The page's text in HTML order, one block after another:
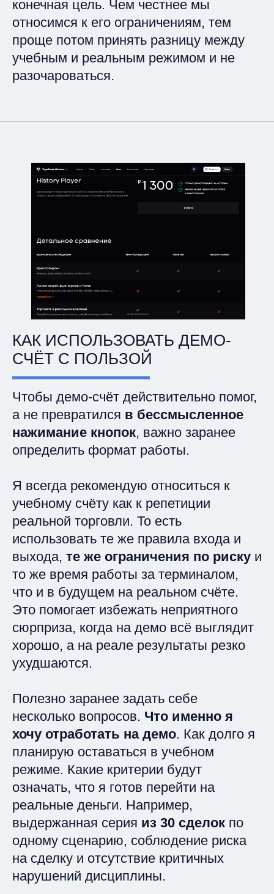
конечная цель. Чем честнее мы
относимся к его ограничениям, тем
проще потом принять разницу между
учебным и реальным режимом и не
разочароваться.
КАК ИСПОЛЬЗОВАТЬ ДЕМО-
СЧЁТ С ПОЛЬЗОЙ
Чтобы демо-счёт действительно помог,
а не превратился в бессмысленное
нажимание кнопок, важно заранее
определить формат работы.
Я всегда рекомендую относиться к
учебному счёту как к репетиции
реальной торговли. То есть
использовать те же правила входа и
выхода, те же ограничения по риску и
то же время работы за терминалом,
что и в будущем на реальном счёте.
Это помогает избежать неприятного
сюрприза, когда на демо всё выглядит
хорошо, а на реале результаты резко
ухудшаются.
Полезно заранее задать себе
несколько вопросов. Что именно я
хочу отработать на демо. Как долго я
планирую оставаться в учебном
режиме. Какие критерии будут
означать, что я готов перейти на
реальные деньги. Например,
выдержанная серия из 30 сделок по
одному сценарию, соблюдение риска
на сделку и отсутствие критичных
нарушений дисциплины.